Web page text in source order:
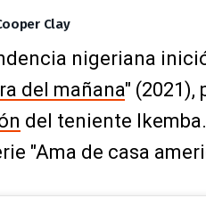
Clay
nigeriana
del mañana" (2021),
del teniente
"Ama de casa